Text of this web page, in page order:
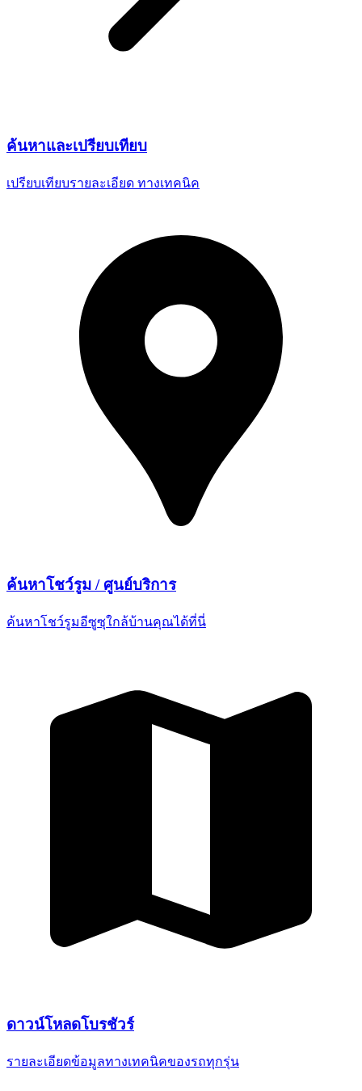
ค้นหาและเปรียบเทียบ
เปรียบเทียบรายละเอียด ทางเทคนิค
ค้นหาโชว์รูม / ศูนย์บริการ
ค้นหาโชว์รูมอีซูซุใกล้บ้านคุณได้ที่นี่
ดาวน์โหลดโบรชัวร์
รายละเอียดข้อมูลทางเทคนิคของรถทุกรุ่น